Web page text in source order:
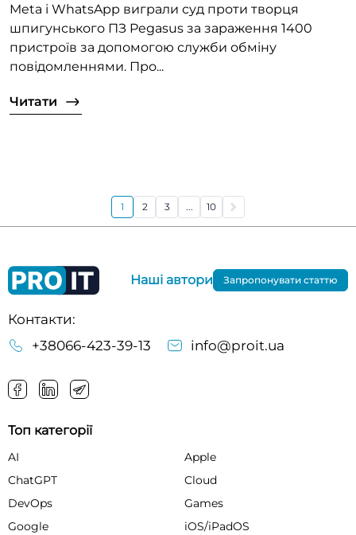
Meta і WhatsApp виграли суд проти творця
шпигунського ПЗ Pegasus за зараження 1400
пристроїв за допомогою служби обміну
повідомленнями. Про...
Читати
1 2 3 ... 10
Контакти:
+38066-423-39-13
info@proit.ua
Наші автори Запропонувати статтю
Топ категорії
AI
Apple
ChatGPT
Cloud
DevOps
Games
Google
iOS/iPadOS